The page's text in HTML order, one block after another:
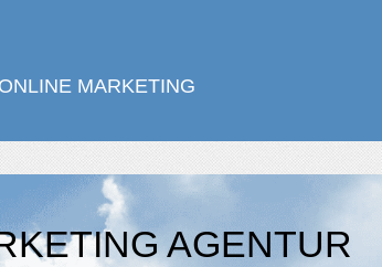
MARKETING
AGENTUR